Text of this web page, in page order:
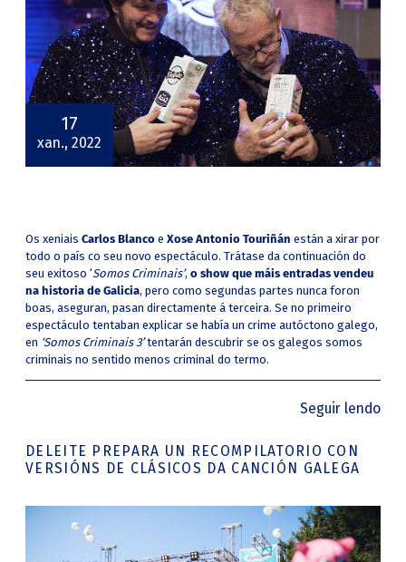
17
xan., 2022
Os xeniais Carlos Blanco e Xose Antonio Touriñán están a xirar por
todo o país co seu novo espectáculo. Trátase da continuación do
seu exitoso ‘Somos Criminais’, o show que máis entradas vendeu
na historia de Galicia, pero como segundas partes nunca foron
boas, aseguran, pasan directamente á terceira. Se no primeiro
espectáculo tentaban explicar se había un crime autóctono galego,
en ‘Somos Criminais 3’tentarán descubrir se os galegos somos
criminais no sentido menos criminal do termo.
Seguir lendo
DELEITE PREPARA UN RECOMPILATORIO CON
VERSIÓNS DE CLÁSICOS DA CANCIÓN GALEGA